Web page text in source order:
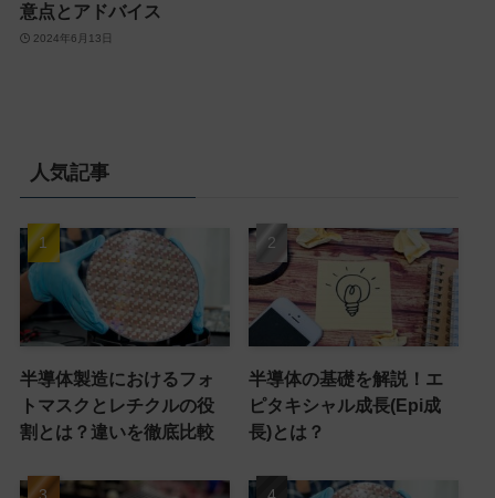
意点とアドバイス
2024年6月13日
人気記事
半導体製造におけるフォ
トマスクとレチクルの役
割とは？違いを徹底比較
半導体の基礎を解説！エ
ピタキシャル成長(Epi成
長)とは？